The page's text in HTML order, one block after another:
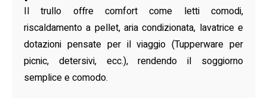
Il trullo offre comfort come letti comodi,
riscaldamento a pellet, aria condizionata, lavatrice e
dotazioni pensate per il viaggio (Tupperware per
picnic, detersivi, ecc.), rendendo il soggiorno
semplice e comodo.